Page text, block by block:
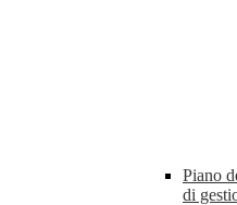
Piano
di